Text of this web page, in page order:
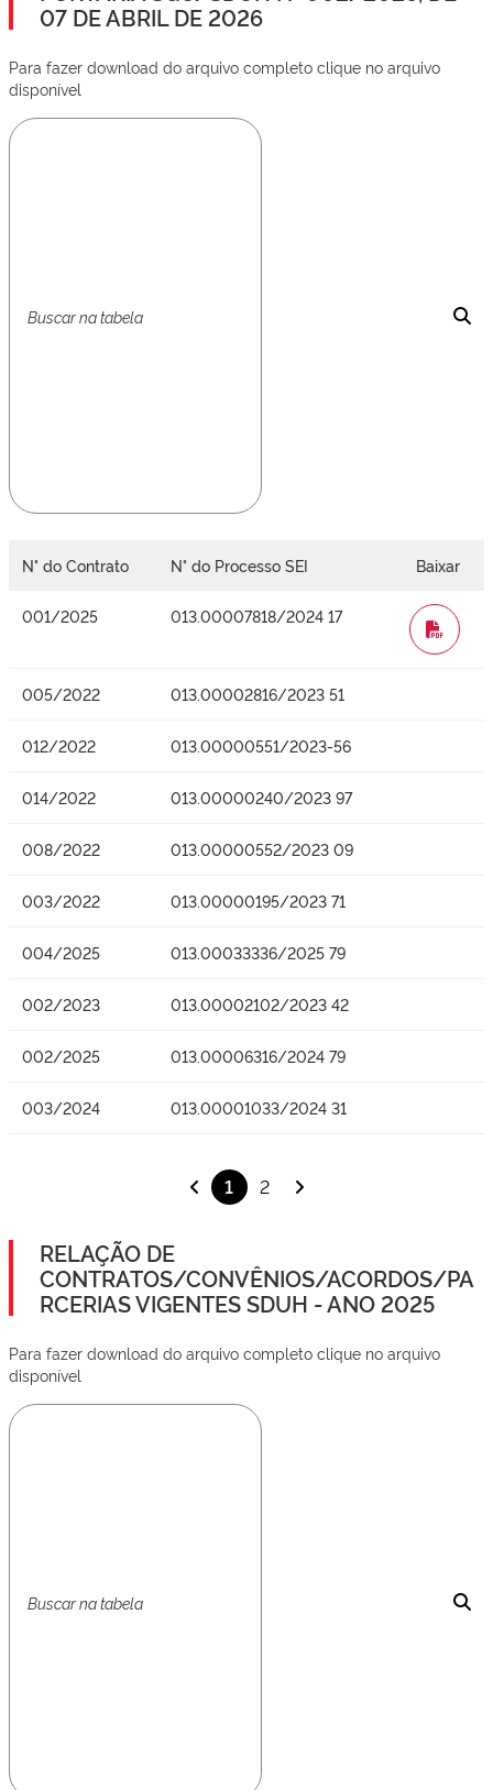
07 DE ABRIL DE 2026
Para fazer download do arquivo completo clique no arquivo
disponível
N° do Contrato N° do Processo SEI Baixar
001/2025 013.00007818/2024 17
WORD
005/2022 013.00002816/2023 51
012/2022 013.00000551/2023-56
014/2022 013.00000240/2023 97
008/2022 013.00000552/2023 09
003/2022 013.00000195/2023 71
004/2025 013.00033336/2025 79
002/2023 013.00002102/2023 42
002/2025 013.00006316/2024 79
003/2024 013.00001033/2024 31
1 2
RELAÇÃO DE
CONTRATOS/CONVÊNIOS/ACORDOS/PA
RCERIAS VIGENTES SDUH - ANO 2025
Para fazer download do arquivo completo clique no arquivo
disponível